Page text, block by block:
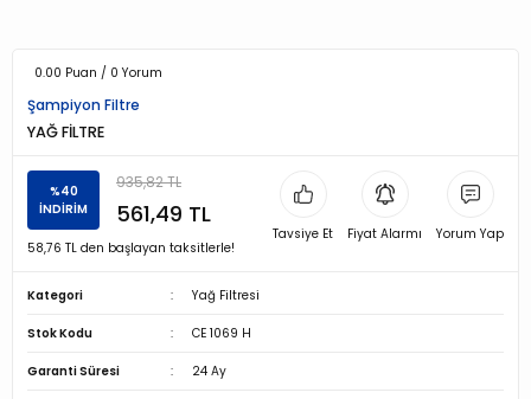
0.00 Puan / 0 Yorum
Şampiyon Filtre
YAĞ FİLTRE
%40
İNDİRİM
935,82 TL
561,49 TL
58,76 TL den başlayan taksitlerle!
Tavsiye Et Fiyat Alarmı Yorum Yap
Kategori Yağ Filtresi
Stok Kodu CE 1069 H
Garanti Süresi 24 Ay